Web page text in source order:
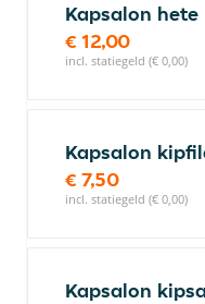
Kapsalon
€ 12,00
incl. statiegeld (€ 0,00)
Kapsalon
€ 7,50
incl. statiegeld (€ 0,00)
Kapsalon